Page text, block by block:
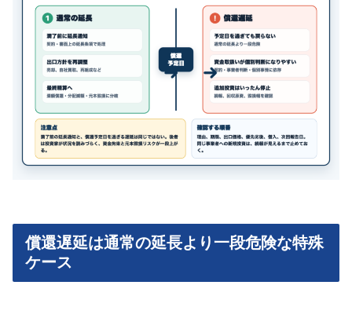
償還遅延は通常の延長より一段危険な特殊
ケース